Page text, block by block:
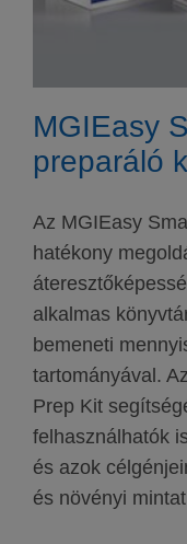
MGIEasy
preparáló
Az MGIEasy
hatékony
alkalmas
bemeneti
tartományával.
Prep Kit
felhasználhatók
és azok
és növényi